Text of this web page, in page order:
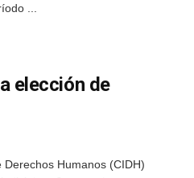
...
elección de
Humanos (CIDH)